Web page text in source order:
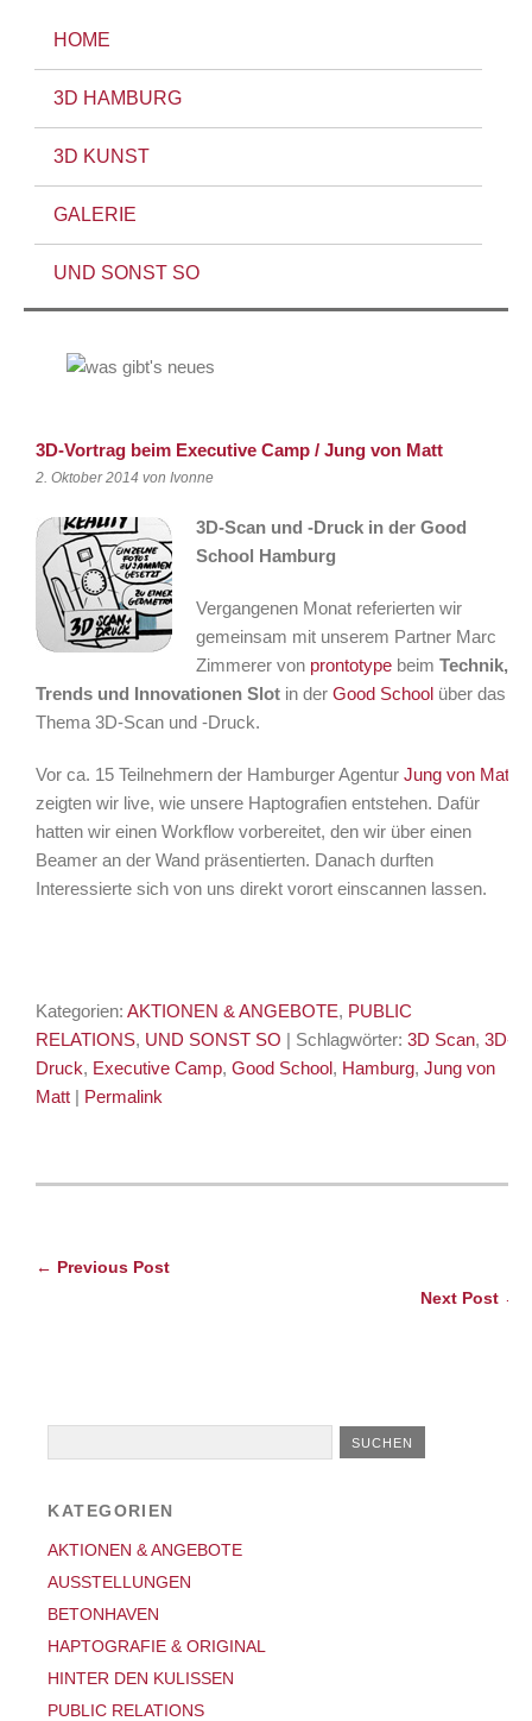
HOME
3D HAMBURG
3D KUNST
GALERIE
UND SONST SO
3D-Vortrag beim Executive Camp / Jung von Matt
2. Oktober 2014 von Ivonne
3D-Scan und -Druck in der Good
School Hamburg
Vergangenen Monat referierten wir
gemeinsam mit unserem Partner Marc
Zimmerer von prontotype beimTechnik,
Trends und Innovationen Slot in derGood School über das
Thema 3D-Scan und -Druck.
Vor ca. 15 Teilnehmern der Hamburger AgenturJung von Matt
zeigten wir live, wie unsere Haptografien entstehen. Dafür
hatten wir einen Workflow vorbereitet, den wir über einen
Beamer an der Wand präsentierten. Danach durften
Interessierte sich von uns direkt vorort einscannen lassen.
Kategorien:AKTIONEN & ANGEBOTE, PUBLIC
RELATIONS, UND SONST SO | Schlagwörter:3D Scan,3D-
Druck, Executive Camp,Good School, Hamburg,Jung von
Matt | Permalink
← Previous Post
Next Post →
KATEGORIEN
AKTIONEN & ANGEBOTE
AUSSTELLUNGEN
BETONHAVEN
HAPTOGRAFIE & ORIGINAL
HINTER DEN KULISSEN
PUBLIC RELATIONS